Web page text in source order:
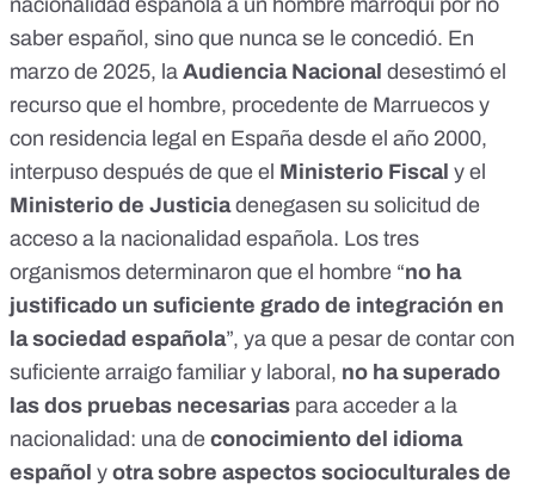
nacionalidad española a un hombre marroquí por no
saber español, sino que nunca se le concedió. En
marzo de 2025, la Audiencia Nacional desestimó el
recurso que el hombre, procedente de Marruecos y
con residencia legal en España desde el año 2000,
interpuso después de que el Ministerio Fiscal y el
Ministerio de Justiciadenegasen su solicitud de
acceso a la nacionalidad española. Los tres
organismos determinaron que el hombre “no ha
justificado un suficiente grado de integración en
la sociedad española”, ya que a pesar de contar con
suficiente arraigo familiar y laboral, no ha superado
las dos pruebas necesarias para acceder a la
nacionalidad: una de conocimiento del idioma
español y otra sobre aspectos socioculturales de